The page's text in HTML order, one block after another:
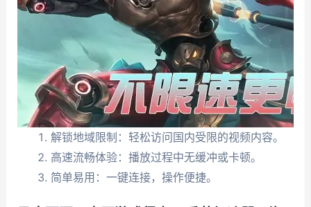
解锁地域限制：轻松访问国内受限的视频内容。
高速流畅体验：播放过程中无缓冲或卡顿。
简单易用：一键连接，操作便捷。